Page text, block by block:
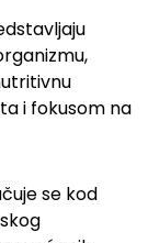
i fokusom na
se kod